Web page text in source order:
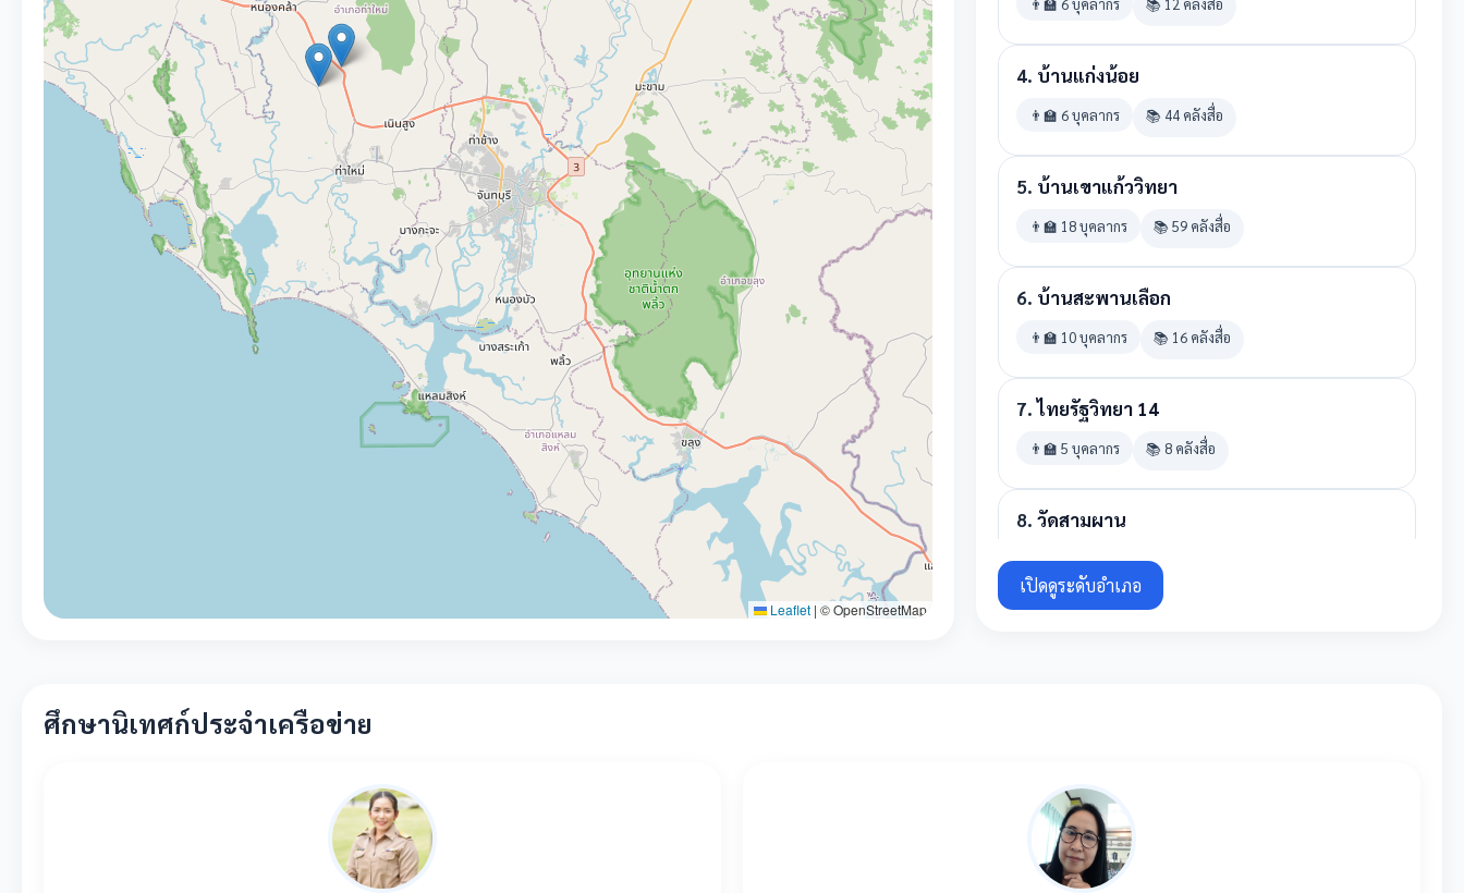
Leaflet | © OpenStreetMap
👨‍🏫 6 บุคลากร 📚 12 คลังสื่อ
4. บ้านแก่งน้อย
👨‍🏫 6 บุคลากร 📚 44 คลังสื่อ
5. บ้านเขาแก้ววิทยา
👨‍🏫 18 บุคลากร 📚 59 คลังสื่อ
6. บ้านสะพานเลือก
👨‍🏫 10 บุคลากร 📚 16 คลังสื่อ
7.ไทยรัฐวิทยา 14
👨‍🏫 5 บุคลากร 📚 8 คลังสื่อ
8. วัดสามผาน
👨‍🏫 16 บุคลากร 📚 18 คลังสื่อ
เปิดดูระดับอำเภอ
ศึกษานิเทศก์ประจำเครือข่าย